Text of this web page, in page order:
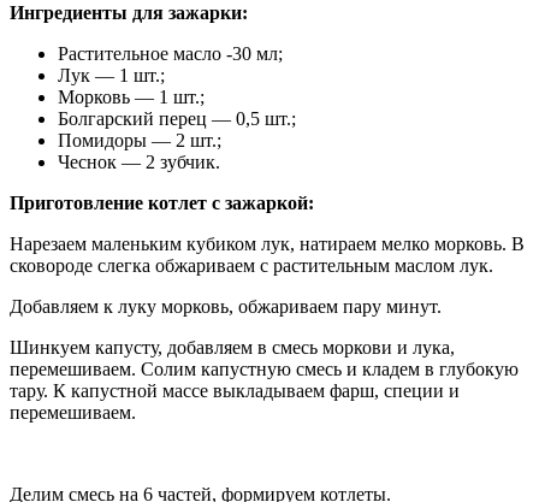
Ингредиенты для зажарки:
Растительное масло -30 мл;
Лук — 1 шт.;
Морковь — 1 шт.;
Болгарский перец — 0,5 шт.;
Помидоры — 2 шт.;
Чеснок — 2 зубчик.
Приготовление котлет с зажаркой:
Нарезаем маленьким кубиком лук, натираем мелко морковь. В
сковороде слегка обжариваем с растительным маслом лук.
Добавляем к луку морковь, обжариваем пару минут.
Шинкуем капусту, добавляем в смесь моркови и лука,
перемешиваем. Солим капустную смесь и кладем в глубокую
тару. К капустной массе выкладываем фарш, специи и
перемешиваем.
Делим смесь на 6 частей, формируем котлеты.